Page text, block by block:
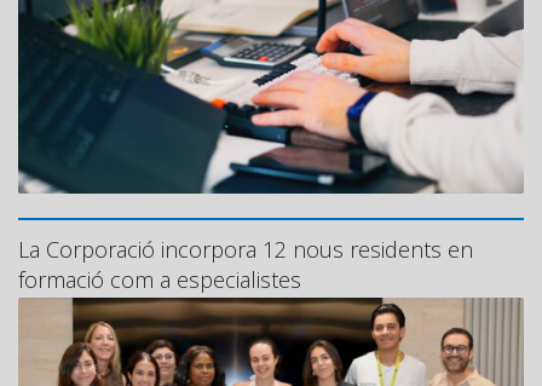
La Corporació incorpora 12 nous residents en
formació com a especialistes